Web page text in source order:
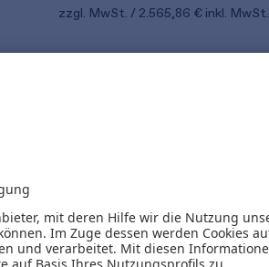
zzgl. MwSt. 2.565,86 € inkl. MwSt.